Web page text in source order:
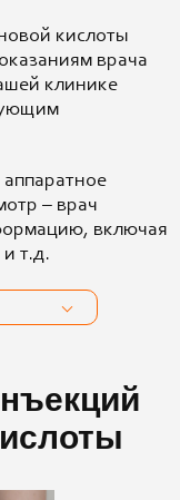
кислоты
врача
клинике
– врач
включая
т.д.